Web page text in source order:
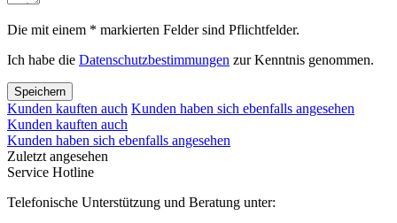
Die mit einem * markierten Felder sind Pflichtfelder.
Ich habe die Datenschutzbestimmungen zur Kenntnis genommen.
Speichern
Kunden kauften auch Kunden haben sich ebenfalls angesehen
Kunden kauften auch
Kunden haben sich ebenfalls angesehen
Zuletzt angesehen
Service Hotline
Telefonische Unterstützung und Beratung unter: